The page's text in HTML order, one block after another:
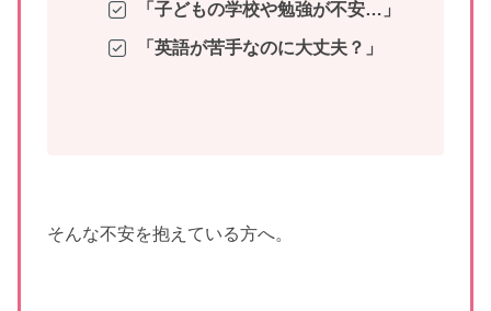
「子どもの学校や勉強が不安…」
「英語が苦手なのに大丈夫？」
そんな不安を抱えている方へ。